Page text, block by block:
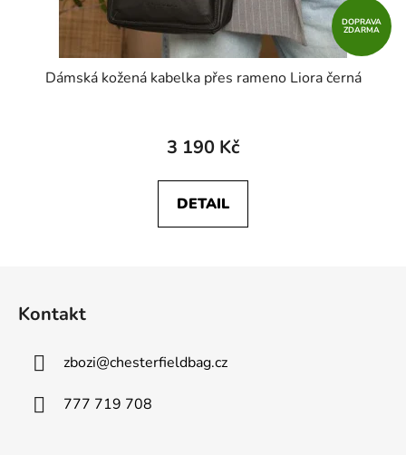
DOPRAVA
ZDARMA
Dámská kožená kabelka přes rameno Liora černá
3 190 Kč
DETAIL
Kontakt
zbozi@chesterfieldbag.cz
777 719 708